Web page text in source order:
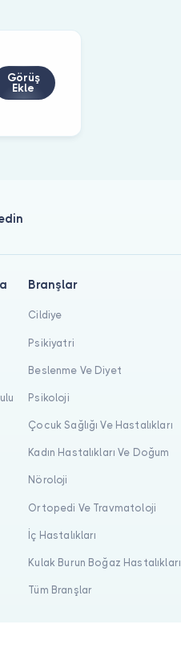
Görüş
Ekle
Branşlar
Cildiye
Psikiyatri
Beslenme Ve Diyet
Psikoloji
Çocuk Sağlığı Ve Hastalıkları
Kadın Hastalıkları Ve Doğum
Nöroloji
Ortopedi Ve Travmatoloji
İç Hastalıkları
Kulak Burun Boğaz Hastalıkları
Tüm Branşlar